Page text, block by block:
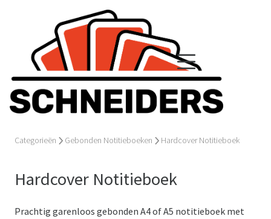
Categorieën Gebonden Notitieboeken Hardcover Notitieboek
Hardcover Notitieboek
Prachtig garenloos gebonden A4 of A5 notitieboek met